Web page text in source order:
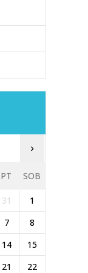
›
PT SOB
31
1
7
8
14
15
21
22